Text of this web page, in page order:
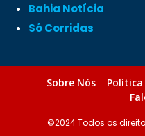
Bahia Notícia
Só Corridas
Sobre Nós Política
©2024 Todos os